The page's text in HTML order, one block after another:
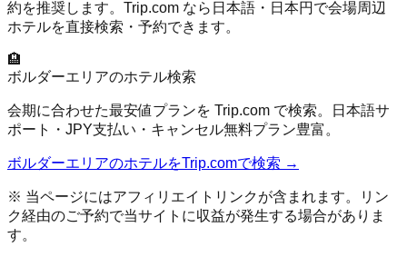
約を推奨します。Trip.com なら日本語・日本円で会場周辺
ホテルを直接検索・予約できます。
🏨
ボルダーエリアのホテル検索
会期に合わせた最安値プランを Trip.com で検索。日本語サ
ポート・JPY支払い・キャンセル無料プラン豊富。
ボルダーエリアのホテルをTrip.comで検索 →
※ 当ページにはアフィリエイトリンクが含まれます。リン
ク経由のご予約で当サイトに収益が発生する場合がありま
す。